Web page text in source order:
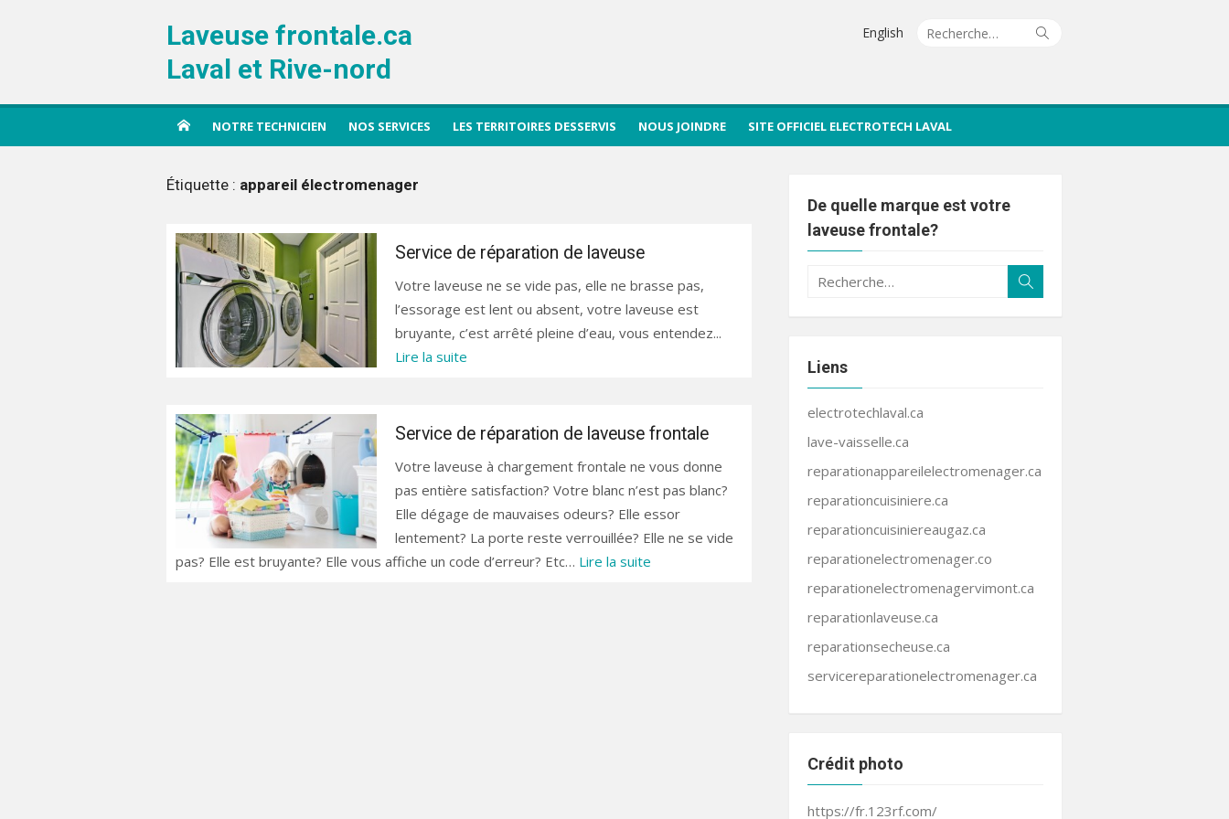
Laveuse frontale.ca
Laval et Rive-nord
Recherche
Rechercher
English
NOTRE TECHNICIEN NOS SERVICES LES TERRITOIRES DESSERVIS NOUS JOINDRE SITE OFFICIEL ELECTROTECH LAVAL
Étiquette : appareil électromenager
Service de réparation de laveuse
Votre laveuse ne se vide pas, elle ne brasse pas,
l’essorage est lent ou absent, votre laveuse est
bruyante, c’est arrêté pleine d’eau, vous entendez...
Lire la suite
Service de réparation de laveuse frontale
Votre laveuse à chargement frontale ne vous donne
pas entière satisfaction? Votre blanc n’est pas blanc?
Elle dégage de mauvaises odeurs? Elle essor
lentement? La porte reste verrouillée? Elle ne se vide
pas? Elle est bruyante? Elle vous affiche un code d’erreur? Etc… Lire la suite
De quelle marque est votre
laveuse frontale?
Recherche
Liens
electrotechlaval.ca
lave-vaisselle.ca
reparationappareilelectromenager.ca
reparationcuisiniere.ca
reparationcuisiniereaugaz.ca
reparationelectromenager.co
reparationelectromenagervimont.ca
reparationlaveuse.ca
reparationsecheuse.ca
servicereparationelectromenager.ca
Crédit photo
https://fr.123rf.com/